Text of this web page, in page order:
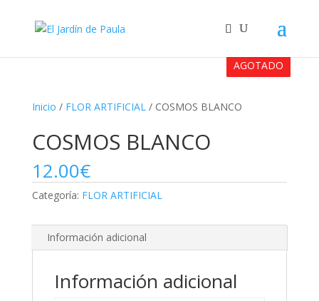
Inicio / FLOR ARTIFICIAL/ COSMOS BLANCO
AGOTADO
COSMOS BLANCO
12.00€
Categoría: FLOR ARTIFICIAL
Información adicional
Información adicional
AGOTADO